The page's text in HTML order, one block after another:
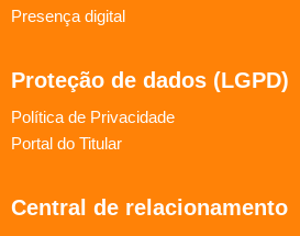
Presença digital
Proteção de dados (LGPD)
Política de Privacidade
Portal do Titular
Central de relacionamento